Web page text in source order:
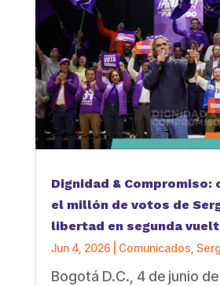
Dignidad & Compromiso:
el millón de votos de
libertad en segunda
Jun 4, 2026 Comunicados,
Bogotá D.C., 4 de junio